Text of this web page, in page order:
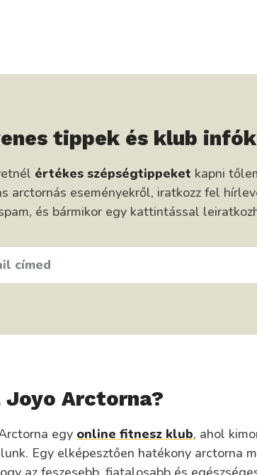
tippek és klub infók
értékes szépségtippeket kapni
arctornás eseményekről, iratkozz fel
és bármikor egy kattintással
Joyo Arctorna?
egy online fitnesz klub, ahol
Egy elképesztően hatékony arctorna